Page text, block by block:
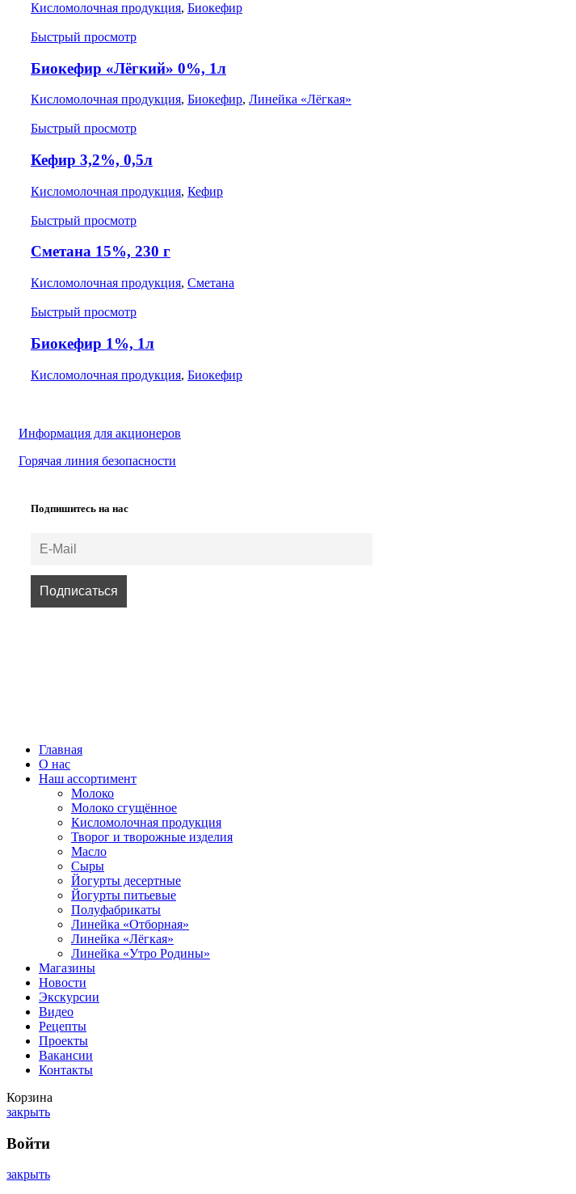
Кисломолочная продукция, Биокефир
Быстрый просмотр
Биокефир «Лёгкий» 0%, 1л
Кисломолочная продукция, Биокефир, Линейка «Лёгкая»
Быстрый просмотр
Кефир 3,2%, 0,5л
Кисломолочная продукция, Кефир
Быстрый просмотр
Сметана 15%, 230 г
Кисломолочная продукция, Сметана
Быстрый просмотр
Биокефир 1%, 1л
Кисломолочная продукция, Биокефир
Информация для акционеров
Горячая линия безопасности
Подпишитесь на нас
Главная
О нас
Наш ассортимент
Молоко
Молоко сгущённое
Кисломолочная продукция
Творог и творожные изделия
Масло
Сыры
Йогурты десертные
Йогурты питьевые
Полуфабрикаты
Линейка «Отборная»
Линейка «Лёгкая»
Линейка «Утро Родины»
Магазины
Новости
Экскурсии
Видео
Рецепты
Проекты
Вакансии
Контакты
Корзина
закрыть
Войти
закрыть